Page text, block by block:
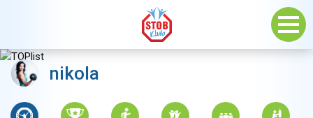
nikola